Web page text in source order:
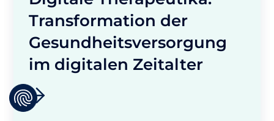
Transformation der
Gesundheitsversorgung
im digitalen Zeitalter